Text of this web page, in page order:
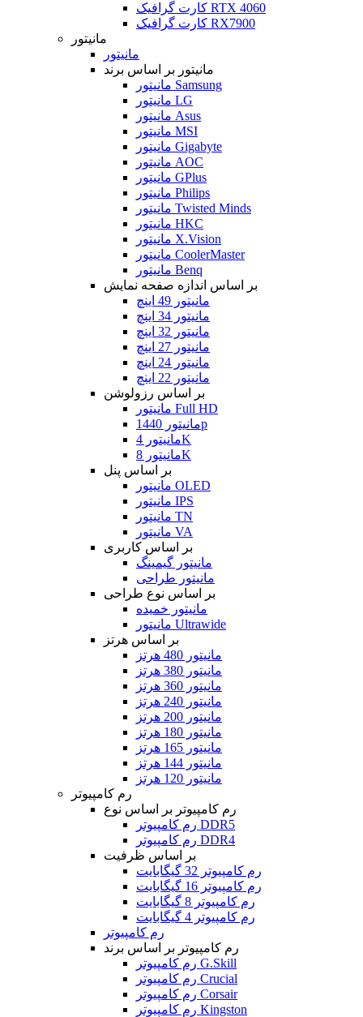
کارت گرافیک RTX 4060
کارت گرافیک RX7900
مانیتور
مانیتور
مانیتور بر اساس برند
مانیتور Samsung
مانیتور LG
مانیتور Asus
مانیتور MSI
مانیتور Gigabyte
مانیتور AOC
مانیتور GPlus
مانیتور Philips
مانیتور Twisted Minds
مانیتور HKC
مانیتور X.Vision
مانیتور CoolerMaster
مانیتور Benq
بر اساس اندازه صفحه نمایش
مانیتور 49 اینچ
مانیتور 34 اینچ
مانیتور 32 اینچ
مانیتور 27 اینچ
مانیتور 24 اینچ
مانیتور 22 اینچ
بر اساس رزولوشن
مانیتور Full HD
مانیتور 1440p
مانیتور 4K
مانیتور 8K
بر اساس پنل
مانیتور OLED
مانیتور IPS
مانیتور TN
مانیتور VA
بر اساس کاربری
مانیتور گیمینگ
مانیتور طراحی
بر اساس نوع طراحی
مانیتور خمیده
مانیتور Ultrawide
بر اساس هرتز
مانیتور 480 هرتز
مانیتور 380 هرتز
مانیتور 360 هرتز
مانیتور 240 هرتز
مانیتور 200 هرتز
مانیتور 180 هرتز
مانیتور 165 هرتز
مانیتور 144 هرتز
مانیتور 120 هرتز
رم کامپیوتر
رم کامپیوتر بر اساس نوع
رم کامپیوتر DDR5
رم کامپیوتر DDR4
بر اساس ظرفیت
رم کامپیوتر 32 گیگابایت
رم کامپیوتر 16 گیگابایت
رم کامپیوتر 8 گیگابایت
رم کامپیوتر 4 گیگابایت
رم کامپیوتر
رم کامپیوتر بر اساس برند
رم کامپیوتر G.Skill
رم کامپیوتر Crucial
رم کامپیوتر Corsair
رم کامپیوتر Kingston